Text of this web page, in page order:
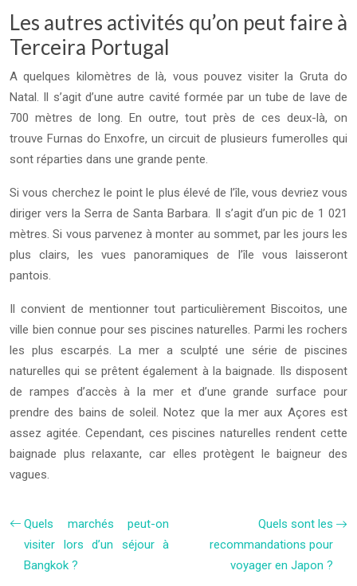
Les autres activités qu’on peut faire à
Terceira Portugal
A quelques kilomètres de là, vous pouvez visiter la Gruta do
Natal. Il s’agit d’une autre cavité formée par un tube de lave de
700 mètres de long. En outre, tout près de ces deux-là, on
trouve Furnas do Enxofre, un circuit de plusieurs fumerolles qui
sont réparties dans une grande pente.
Si vous cherchez le point le plus élevé de l’île, vous devriez vous
diriger vers la Serra de Santa Barbara. Il s’agit d’un pic de 1 021
mètres. Si vous parvenez à monter au sommet, par les jours les
plus clairs, les vues panoramiques de l’île vous laisseront
pantois.
Il convient de mentionner tout particulièrement Biscoitos, une
ville bien connue pour ses piscines naturelles. Parmi les rochers
les plus escarpés. La mer a sculpté une série de piscines
naturelles qui se prêtent également à la baignade. Ils disposent
de rampes d’accès à la mer et d’une grande surface pour
prendre des bains de soleil. Notez que la mer aux Açores est
assez agitée. Cependant, ces piscines naturelles rendent cette
baignade plus relaxante, car elles protègent le baigneur des
vagues.
Quels marchés peut-on
visiter lors d’un séjour à
Bangkok ?
Quels sont les
recommandations pour
voyager en Japon ?